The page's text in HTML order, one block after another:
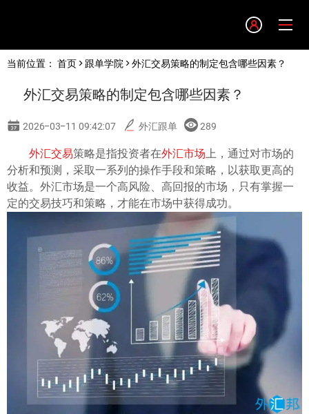
English
繁體中文
한글
日本語
Tiếng việt
ไทย
当前位置： 首页> 跟单学院> 外汇交易策略的制定包含哪些因素？
外汇交易策略的制定包含哪些因素？
2026-03-11 09:42:07 外汇跟单 289
外汇交易策略是指投资者在外汇市场上，通过对市场的
分析和预测，采取一系列的操作手段和策略，以获取更高的
收益。外汇市场是一个高风险、高回报的市场，只有掌握一
定的交易技巧和策略，才能在市场中获得成功。